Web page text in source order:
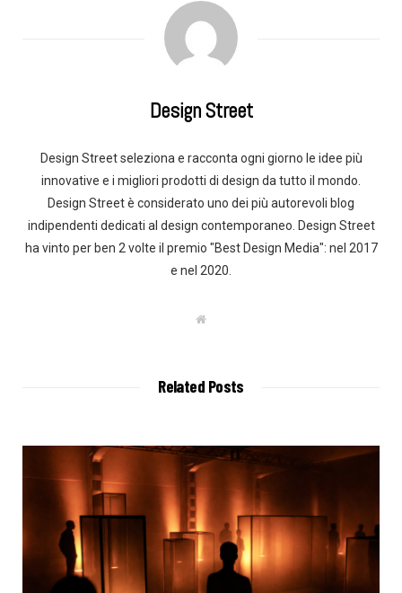
Design Street
Design Street seleziona e racconta ogni giorno le idee più
innovative e i migliori prodotti di design da tutto il mondo.
Design Street è considerato uno dei più autorevoli blog
indipendenti dedicati al design contemporaneo. Design Street
ha vinto per ben 2 volte il premio "Best Design Media": nel 2017
e nel 2020.
W
Related Posts